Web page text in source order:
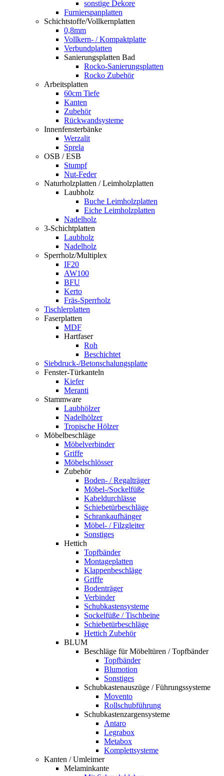
sonstige Dekore
Furnierspanplatten
Schichtstoffe/Vollkernplatten
0,8mm
Vollkern- / Kompaktplatte
Verbundplatten
Sanierungsplatten Bad
Rocko-Sanierungsplatten
Rocko Zubehör
Arbeitsplatten
60cm Tiefe
Kanten
Zubehör
Rückwandsysteme
Innenfensterbänke
Werzalit
Sprela
OSB / ESB
Stumpf
Nut-Feder
Naturholzplatten / Leimholzplatten
Laubholz
Buche Leimholzplatten
Eiche Leimholzplatten
Nadelholz
3-Schichtplatten
Laubholz
Nadelholz
Sperrholz/Multiplex
IF20
AW100
BFU
Kerto
Fräs-Sperrholz
Tischlerplatten
Faserplatten
MDF
Hartfaser
Roh
Beschichtet
Siebdruck-/Betonschalungsplatte
Fenster-Türkanteln
Kiefer
Meranti
Stammware
Laubhölzer
Nadelhölzer
Tropische Hölzer
Möbelbeschläge
Möbelverbinder
Griffe
Möbelschlösser
Zubehör
Boden- / Regalträger
Möbel-/Sockelfüße
Kabeldurchlässe
Schiebetürbeschläge
Schrankaufhänger
Möbel- / Filzgleiter
Sonstiges
Hettich
Topfbänder
Montageplatten
Klappenbeschläge
Griffe
Bodenträger
Verbinder
Schubkastensysteme
Sockelfüße / Tischbeine
Schiebetürbeschläge
Hettich Zubehör
BLUM
Beschläge für Möbeltüren / Topfbänder
Topfbänder
Blumotion
Sonstiges
Schubkastenauszüge / Führungssysteme
Movento
Rollschubführung
Schubkastenzargensysteme
Antaro
Legrabox
Metabox
Komplettsysteme
Kanten / Umleimer
Melaminkante